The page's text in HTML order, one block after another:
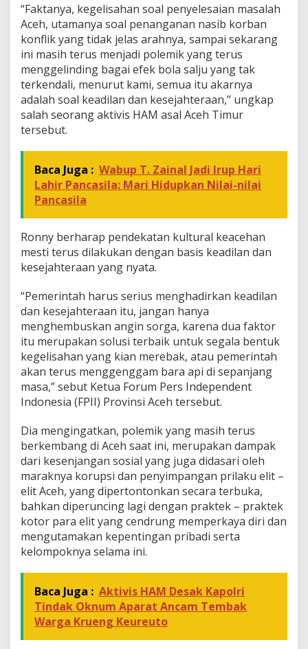
f
l
k
A
c
e
h
“Faktanya, kegelisahan soal penyelesaian masalah
Aceh, utamanya soal penanganan nasib korban
konflik yang tidak jelas arahnya, sampai sekarang
ini masih terus menjadi polemik yang terus
menggelinding bagai efek bola salju yang tak
terkendali, menurut kami, semua itu akarnya
adalah soal keadilan dan kesejahteraan,” ungkap
salah seorang aktivis HAM asal Aceh Timur
tersebut.
Baca Juga : Wabup T. Zainal Jadi Irup Hari
Lahir Pancasila: Mari Hidupkan Nilai-nilai
Pancasila
Ronny berharap pendekatan kultural keacehan
mesti terus dilakukan dengan basis keadilan dan
kesejahteraan yang nyata.
“Pemerintah harus serius menghadirkan keadilan
dan kesejahteraan itu, jangan hanya
menghembuskan angin sorga, karena dua faktor
itu merupakan solusi terbaik untuk segala bentuk
kegelisahan yang kian merebak, atau pemerintah
akan terus menggenggam bara api di sepanjang
masa,” sebut Ketua Forum Pers Independent
Indonesia (FPII) Provinsi Aceh tersebut.
Dia mengingatkan, polemik yang masih terus
berkembang di Aceh saat ini, merupakan dampak
dari kesenjangan sosial yang juga didasari oleh
maraknya korupsi dan penyimpangan prilaku elit –
elit Aceh, yang dipertontonkan secara terbuka,
bahkan diperuncing lagi dengan praktek – praktek
kotor para elit yang cendrung memperkaya diri dan
mengutamakan kepentingan pribadi serta
kelompoknya selama ini.
Baca Juga : Aktivis HAM Desak Kapolri
Tindak Oknum Aparat Ancam Tembak
Warga Krueng Keureuto